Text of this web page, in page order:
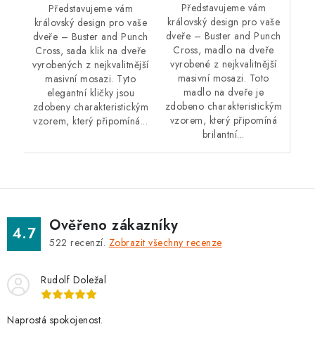
Představujeme vám
královský design pro vaše
dveře – Buster and Punch
Cross, sada klik na dveře
vyrobených z nejkvalitnější
masivní mosazi. Tyto
elegantní kličky jsou
zdobeny charakteristickým
vzorem, který připomíná...
Představujeme vám
královský design pro vaše
dveře – Buster and Punch
Cross, madlo na dveře
vyrobené z nejkvalitnější
masivní mosazi. Toto
madlo na dveře je
zdobeno charakteristickým
vzorem, který připomíná
brilantní...
4.7 Ověřeno zákazníky
522 recenzí. Zobrazit všechny recenze
Rudolf Doležal
Naprostá spokojenost.